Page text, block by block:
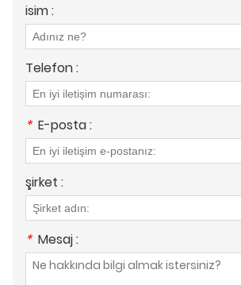
isim :
Telefon :
* E-posta :
şirket :
* Mesaj :